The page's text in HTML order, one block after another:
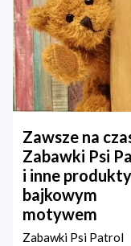
Zawsze na
Zabawki Psi
i inne
bajkowym
motywem
Zabawki Psi Patrol